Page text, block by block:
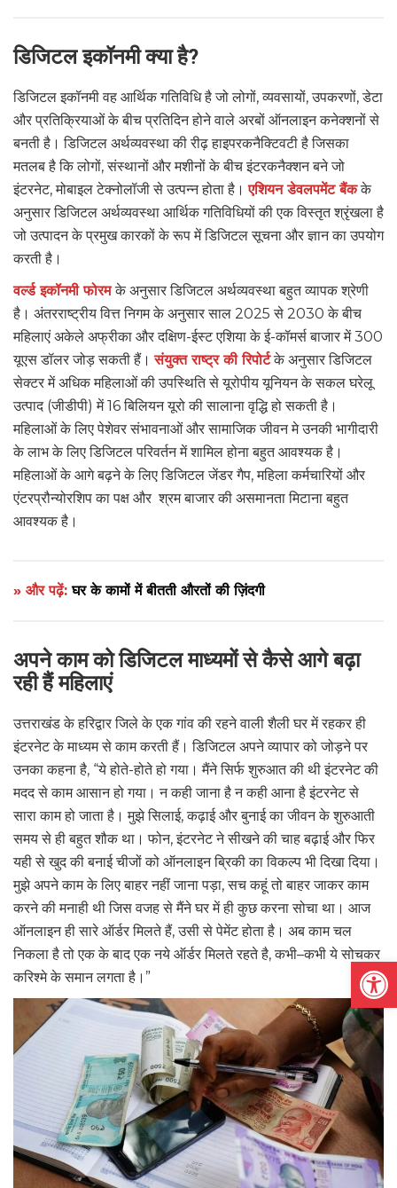
डिजिटल इकॉनमी क्या है?
डिजिटल इकॉनमी वह आर्थिक गतिविधि है जो लोगों, व्यवसायों, उपकरणों, डेटा
और प्रतिक्रियाओं के बीच प्रतिदिन होने वाले अरबों ऑनलाइन कनेक्शनों से
बनती है। डिजिटल अर्थव्यवस्था की रीढ़ हाइपरकनैक्टिवटी है जिसका
मतलब है कि लोगों, संस्थानों और मशीनों के बीच इंटरकनैक्शन बने जो
इंटरनेट, मोबाइल टेक्नोलॉजी से उत्पन्न होता है।एशियन डेवलपमेंट बैंक के
अनुसार डिजिटल अर्थव्यवस्था आर्थिक गतिविधियों की एक विस्तृत श्रृंखला है
जो उत्पादन के प्रमुख कारकों के रूप में डिजिटल सूचना और ज्ञान का उपयोग
करती है।
वर्ल्ड इकॉनमी फोरमके अनुसार डिजिटल अर्थव्यवस्था बहुत व्यापक श्रेणी
है। अंतरराष्ट्रीय वित्त निगम के अनुसार साल 2025 से 2030 के बीच
महिलाएं अकेले अफ्रीका और दक्षिण-ईस्ट एशिया के ई-कॉमर्स बाजार में 300
यूएस डॉलर जोड़ सकती हैं।संयुक्त राष्ट्र की रिपोर्टके अनुसार डिजिटल
सेक्टर में अधिक महिलाओं की उपस्थिति से यूरोपीय यूनियन के सकल घरेलू
उत्पाद (जीडीपी) में 16 बिलियन यूरो की सालाना वृद्धि हो सकती है।
महिलाओं के लिए पेशेवर संभावनाओं और सामाजिक जीवन मे उनकी भागीदारी
के लाभ के लिए डिजिटल परिवर्तन में शामिल होना बहुत आवश्यक है।
महिलाओं के आगे बढ़ने के लिए डिजिटल जेंडर गैप, महिला कर्मचारियों और
एंटरप्रौन्योरशिप का पक्ष और श्रम बाजार की असमानता मिटाना बहुत
आवश्यक है।
» और पढ़ें:घर के कामों में बीतती औरतों की ज़िंदगी
अपने काम को डिजिटल माध्यमों से कैसे आगे बढ़ा
रही हैं महिलाएं
उत्तराखंड के हरिद्वार जिले के एक गांव की रहने वाली शैली घर में रहकर ही
इंटरनेट के माध्यम से काम करती हैं। डिजिटल अपने व्यापार को जोड़ने पर
उनका कहना है, “ये होते-होते हो गया। मैंने सिर्फ शुरुआत की थी इंटरनेट की
मदद से काम आसान हो गया। न कही जाना है न कही आना है इंटरनेट से
सारा काम हो जाता है। मुझे सिलाई, कढ़ाई और बुनाई का जीवन के शुरुआती
समय से ही बहुत शौक था। फोन, इंटरनेट ने सीखने की चाह बढ़ाई और फिर
यही से खुद की बनाई चीजों को ऑनलाइन ब्रिकी का विकल्प भी दिखा दिया।
मुझे अपने काम के लिए बाहर नहीं जाना पड़ा, सच कहूं तो बाहर जाकर काम
करने की मनाही थी जिस वजह से मैंने घर में ही कुछ करना सोचा था। आज
ऑनलाइन ही सारे ऑर्डर मिलते हैं, उसी से पेमेंट होता है। अब काम चल
निकला है तो एक के बाद एक नये ऑर्डर मिलते रहते है, कभी–कभी ये सोचकर
करिश्मे के समान लगता है।”